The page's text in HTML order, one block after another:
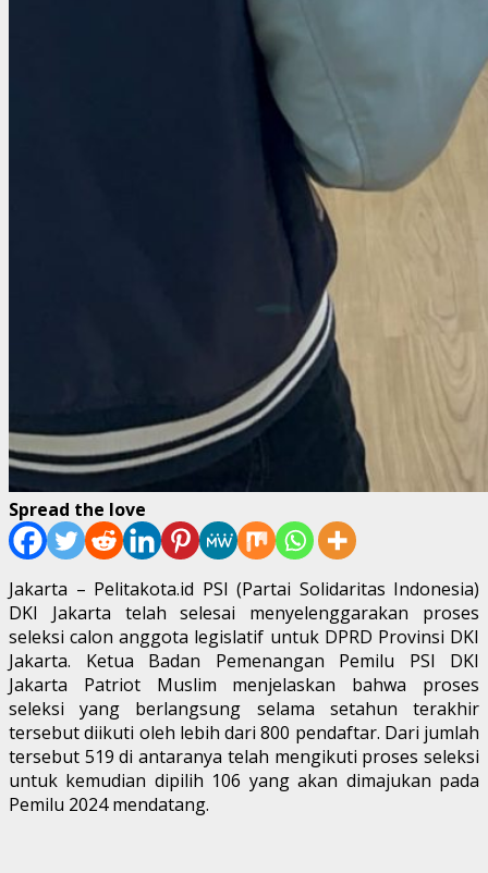
Spread the love
Jakarta – Pelitakota.id PSI (Partai Solidaritas Indonesia)
DKI Jakarta telah selesai menyelenggarakan proses
seleksi calon anggota legislatif untuk DPRD Provinsi DKI
Jakarta. Ketua Badan Pemenangan Pemilu PSI DKI
Jakarta Patriot Muslim menjelaskan bahwa proses
seleksi yang berlangsung selama setahun terakhir
tersebut diikuti oleh lebih dari 800 pendaftar. Dari jumlah
tersebut 519 di antaranya telah mengikuti proses seleksi
untuk kemudian dipilih 106 yang akan dimajukan pada
Pemilu 2024 mendatang.